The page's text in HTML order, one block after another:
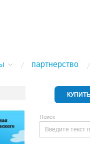
партнерство
Поиск